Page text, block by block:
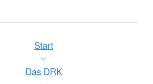
Start
Das DRK